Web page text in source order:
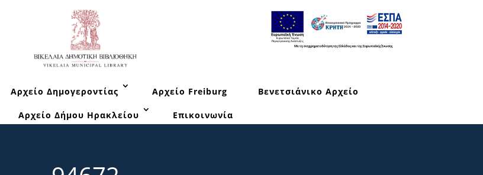
Αρχείο Δημογεροντίας Αρχείο Freiburg Βενετσιάνικο Αρχείο
Αρχείο Δήμου Ηρακλείου Επικοινωνία